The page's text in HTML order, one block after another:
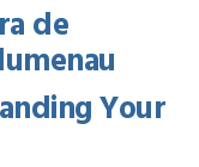
de
Your